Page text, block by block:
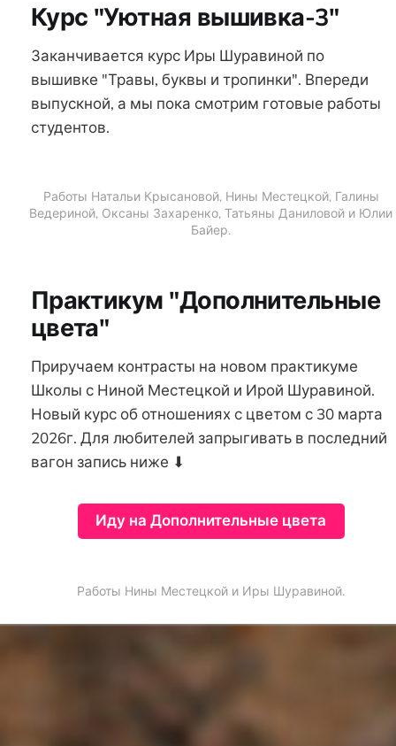
Курс "Уютная вышивка-3"
Заканчивается курс Иры Шуравиной по
вышивке "Травы, буквы и тропинки". Впереди
выпускной, а мы пока смотрим готовые работы
студентов.
Работы Натальи Крысановой, Нины Местецкой, Галины
Ведериной, Оксаны Захаренко, Татьяны Даниловой и Юлии
Байер.
Практикум "Дополнительные
цвета"
Приручаем контрасты на новом практикуме
Школы с Ниной Местецкой и Ирой Шуравиной.
Новый курс об отношениях с цветом с 30 марта
2026г. Для любителей запрыгивать в последний
вагон запись ниже ⬇
Иду на Дополнительные цвета
Работы Нины Местецкой и Иры Шуравиной.